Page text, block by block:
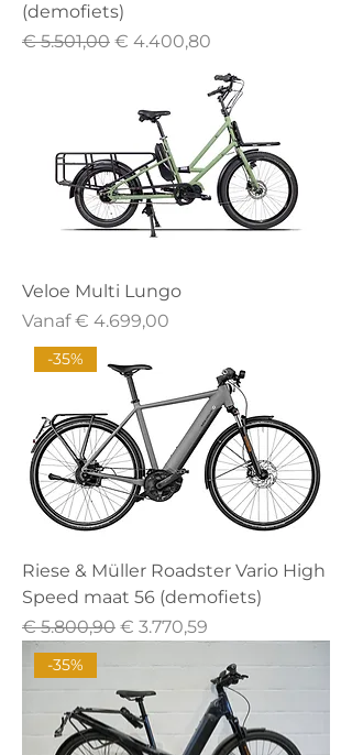
(demofiets)
Normale prijs
€ 5.501,00 Verkoopprijs
€ 4.400,80
Veloe Multi Lungo
Vanaf€ 4.699,00
Verkoopprijs
-35%
Riese & Müller Roadster Vario High
Speed maat 56 (demofiets)
Normale prijs
€ 5.800,90 Verkoopprijs
€ 3.770,59
-35%